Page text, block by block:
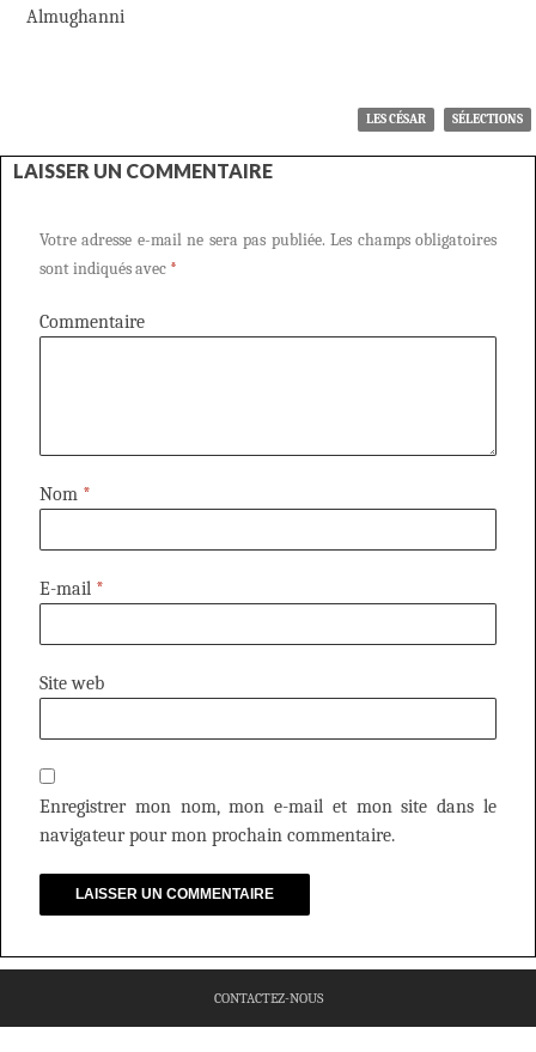
Almughanni
LES CÉSAR SÉLECTIONS
LAISSER UN COMMENTAIRE
Votre adresse e-mail ne sera pas publiée. Les champs obligatoires
sont indiqués avec *
Commentaire
Nom *
E-mail *
Site web
Enregistrer mon nom, mon e-mail et mon site dans le
navigateur pour mon prochain commentaire.
CONTACTEZ-NOUS